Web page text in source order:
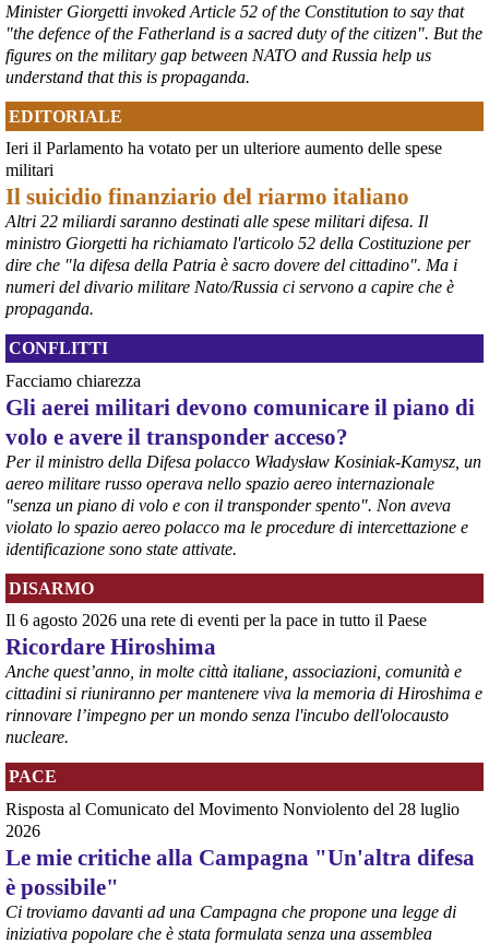
@peacelink - 6/8/2026 8:42
In Germania le commemorazioni dell'81° anniversario di Hiroshima
sono numerose e capillari, coinvolgendo grandi città e piccole
comunità.
#Hiroshima2026 #Germania
@peacelink
6/8/2026 7:55
lanazione.it/massa-carrara/cro
La proposta di un osservatorio sui traffici di armi nel porto di Marina
di Carrara organizzato dall’Accademia della Pace e raccolta dalla
sindaca Serena Arrighi.
Linda Maggiori, nel ricostruire l’inchiesta che ha fatto per
AltrEconomia sull’attività di carico e scarico di armi in diversi porti
tra cui quello di Marina di Carrara, ha sottolineato la resistenza da
parte delle istituzioni competenti a fornire le informazioni
indispensabili.
#armi #disarmo #pcknews #pace
@peacelink - 6/8/2026 7:50
retepacedisarmo.org/2026/missi
Il Parlamento è stato tenuto praticamente all’oscuro del
dispiegamento di uomini e mezzi verso il regno saudita e in un
contesto di conflitto aperto nella regione.
#disarmo # noguerra #pcknews
Minister Giorgetti invoked Article 52 of the Constitution to say that
"the defence of the Fatherland is a sacred duty of the citizen". But the
figures on the military gap between NATO and Russia help us
understand that this is propaganda.
EDITORIALE
Ieri il Parlamento ha votato per un ulteriore aumento delle spese
militari
Il suicidio finanziario del riarmo italiano
Altri 22 miliardi saranno destinati alle spese militari difesa. Il
ministro Giorgetti ha richiamato l'articolo 52 della Costituzione per
dire che "la difesa della Patria è sacro dovere del cittadino". Ma i
numeri del divario militare Nato/Russia ci servono a capire che è
propaganda.
CONFLITTI
Facciamo chiarezza
Gli aerei militari devono comunicare il piano di
volo e avere il transponder acceso?
Per il ministro della Difesa polacco Władysław Kosiniak-Kamysz, un
aereo militare russo operava nello spazio aereo internazionale
"senza un piano di volo e con il transponder spento". Non aveva
violato lo spazio aereo polacco ma le procedure di intercettazione e
identificazione sono state attivate.
DISARMO
Il 6 agosto 2026 una rete di eventi per la pace in tutto il Paese
Ricordare Hiroshima
Anche quest’anno, in molte città italiane, associazioni, comunità e
cittadini si riuniranno per mantenere viva la memoria di Hiroshima e
rinnovare l’impegno per un mondo senza l'incubo dell'olocausto
nucleare.
PACE
Risposta al Comunicato del Movimento Nonviolento del 28 luglio
2026
Le mie critiche alla Campagna "Un'altra difesa
è possibile"
Ci troviamo davanti ad una Campagna che propone una legge di
iniziativa popolare che è stata formulata senza una assemblea